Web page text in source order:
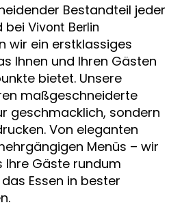
Bestandteil jeder
bei Vivont Berlin
wir ein erstklassiges
Ihnen und Ihren Gästen
bietet. Unsere
maßgeschneiderte
geschmacklich, sondern
Von eleganten
Menüs – wir
Gäste rundum
Essen in bester